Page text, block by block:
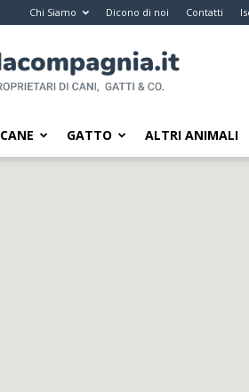
Chi Siamo Dicono di noi Contatti
da
compagnia
Il
CANE GATTO ALTRI ANIMALI